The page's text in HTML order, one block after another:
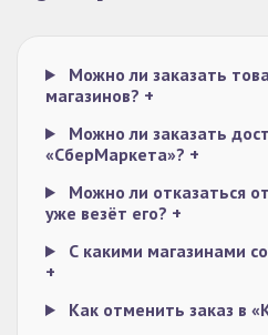
Можно ли заказать
магазинов? +
Можно ли заказать
«СберМаркета»? +
Можно ли отказаться
уже везёт его? +
С какими магазинами
+
Как отменить заказ в